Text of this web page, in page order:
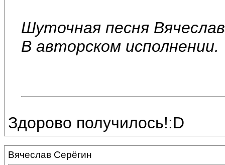
Шуточная песня
В авторском исполнении.
Здорово получилось!:D
Вячеслав Серёгин